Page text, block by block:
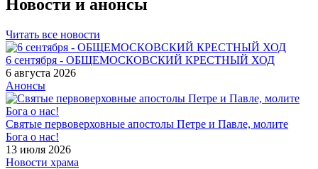
Новости и анонсы
Читать все новости
6 сентября - ОБЩЕМОСКОВСКИЙ КРЕСТНЫЙ ХОД
6 августа 2026
Анонсы
Святые первоверховные апостолы Петре и Павле, молите
Бога о нас!
13 июля 2026
Новости храма